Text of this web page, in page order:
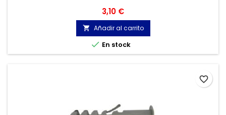
Precio
3,10 €
 Añadir al carrito
 En stock
favorite_border